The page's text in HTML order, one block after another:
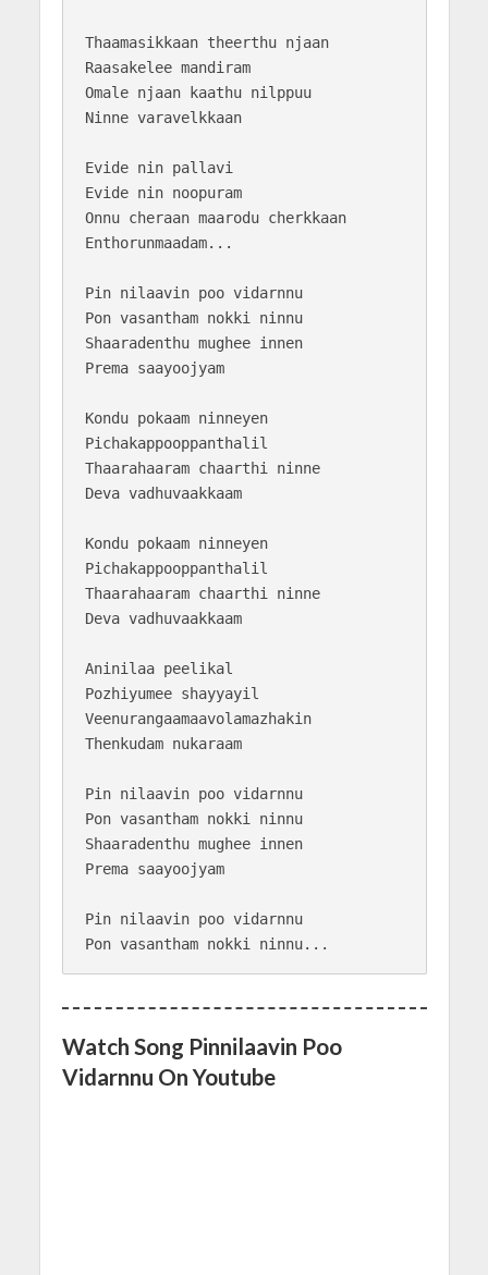
Thaamasikkaan theerthu njaan
Raasakelee mandiram
Omale njaan kaathu nilppuu
Ninne varavelkkaan
Evide nin pallavi
Evide nin noopuram
Onnu cheraan maarodu cherkkaan
Enthorunmaadam...
Pin nilaavin poo vidarnnu
Pon vasantham nokki ninnu
Shaaradenthu mughee innen
Prema saayoojyam
Kondu pokaam ninneyen
Pichakappooppanthalil
Thaarahaaram chaarthi ninne
Deva vadhuvaakkaam
Kondu pokaam ninneyen
Pichakappooppanthalil
Thaarahaaram chaarthi ninne
Deva vadhuvaakkaam
Aninilaa peelikal
Pozhiyumee shayyayil
Veenurangaamaavolamazhakin
Thenkudam nukaraam
Pin nilaavin poo vidarnnu
Pon vasantham nokki ninnu
Shaaradenthu mughee innen
Prema saayoojyam
Pin nilaavin poo vidarnnu
Watch Song Pinnilaavin Poo
Vidarnnu On Youtube